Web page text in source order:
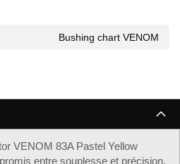
Bushing chart VENOM
VENOM 83A Pastel Yellow
entre souplesse et précision.